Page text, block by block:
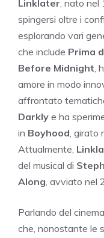
Linklater, nato nel
spingersi oltre i
esplorando vari
che include Prima
Before Midnight,
amore in modo
affrontato
Darkly e ha
in Boyhood, girato
Attualmente,
del musical di
Along, avviato nel
Parlando del
che, nonostante le